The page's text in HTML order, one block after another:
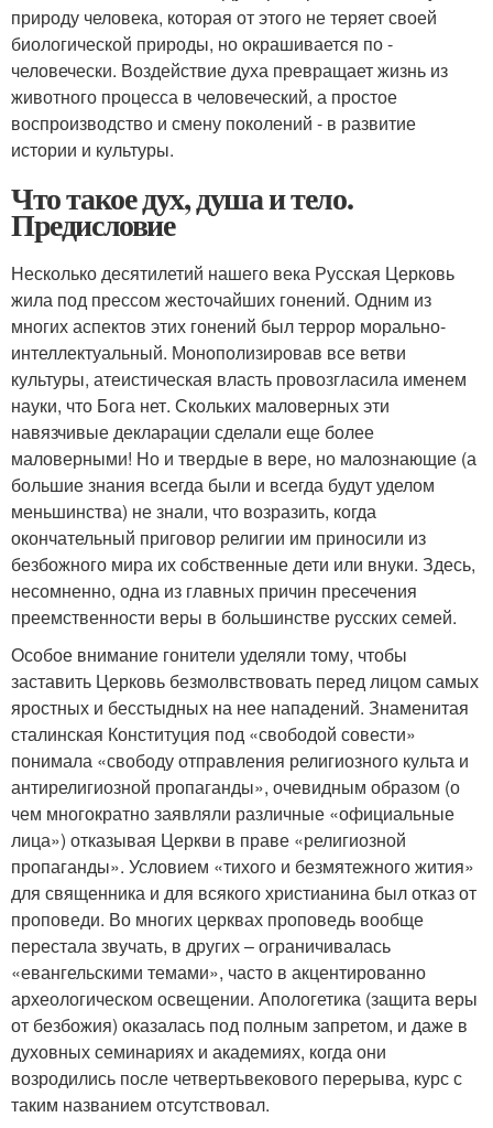
природу человека, которая от этого не теряет своей
биологической природы, но окрашивается по ­
человечески. Воздействие духа превращает жизнь из
животного процесса в человеческий, а простое
воспроизводство и смену поколений - в развитие
истории и культуры.
Что такое дух, душа и тело.
Предисловие
Несколько десятилетий нашего века Русская Церковь
жила под прессом жесточайших гонений. Одним из
многих аспектов этих гонений был террор морально-
интеллектуальный. Монополизировав все ветви
культуры, атеистическая власть провозгласила именем
науки, что Бога нет. Скольких маловерных эти
навязчивые декларации сделали еще более
маловерными! Но и твердые в вере, но малознающие (а
большие знания всегда были и всегда будут уделом
меньшинства) не знали, что возразить, когда
окончательный приговор религии им приносили из
безбожного мира их собственные дети или внуки. Здесь,
несомненно, одна из главных причин пресечения
преемственности веры в большинстве русских семей.
Особое внимание гонители уделяли тому, чтобы
заставить Церковь безмолвствовать перед лицом самых
яростных и бесстыдных на нее нападений. Знаменитая
сталинская Конституция под «свободой совести»
понимала «свободу отправления религиозного культа и
антирелигиозной пропаганды», очевидным образом (о
чем многократно заявляли различные «официальные
лица») отказывая Церкви в праве «религиозной
пропаганды». Условием «тихого и безмятежного жития»
для священника и для всякого христианина был отказ от
проповеди. Во многих церквах проповедь вообще
перестала звучать, в других – ограничивалась
«евангельскими темами», часто в акцентированно
археологическом освещении. Апологетика (защита веры
от безбожия) оказалась под полным запретом, и даже в
духовных семинариях и академиях, когда они
возродились после четвертьвекового перерыва, курс с
таким названием отсутствовал.